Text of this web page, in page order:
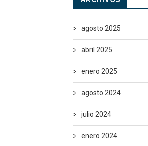
agosto 2025
abril 2025
enero 2025
agosto 2024
julio 2024
enero 2024